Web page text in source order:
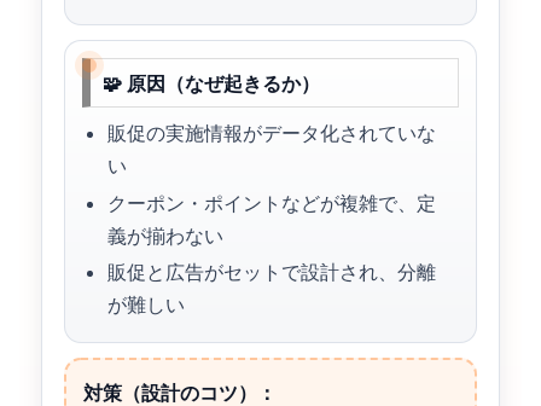
🧩 原因（なぜ起きるか）
販促の実施情報がデータ化されていな
い
クーポン・ポイントなどが複雑で、定
義が揃わない
販促と広告がセットで設計され、分離
が難しい
対策（設計のコツ）：